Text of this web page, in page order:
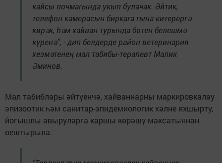
кайсы почмагында укып булачак. Әйтик,
телефон камерасын биркага гына китерергә
кирәк, һәм хайван турында бөтен белешмә
күренә”, - дип белдерде район ветеринария
хезмәтенең мал табибы-терапевт Малик
Әминов.
Мал табиблары әйтүенчә, хайваннарны маркировкалау
эпизоотик һәм санитар-эпидемиологик хәлне яхшырту,
йогышлы авыруларга каршы көрәшү максатыннан
оештырыла.